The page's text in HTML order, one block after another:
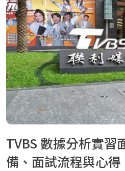
TVBS 數據分析實習
備、面試流程與心得